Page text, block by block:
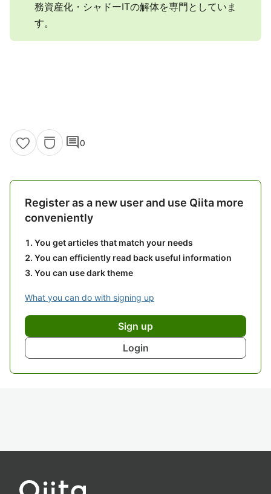
務資産化・シャドーITの解体を専門としていま
す。
comment0
Register as a new user and use Qiita more
conveniently
You get articles that match your needs
You can efficiently read back useful information
You can use dark theme
What you can do with signing up
Sign up
Login